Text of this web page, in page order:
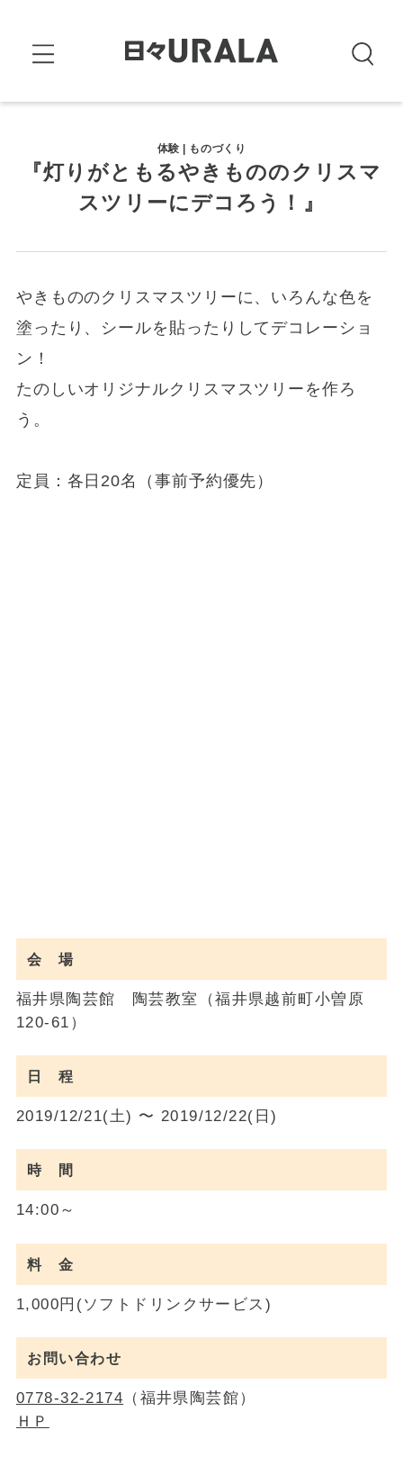
体験 | ものづくり
『灯りがともるやきもののクリスマ
スツリーにデコろう！』
やきもののクリスマスツリーに、いろんな色を
塗ったり、シールを貼ったりしてデコレーショ
ン！
たのしいオリジナルクリスマスツリーを作ろ
う。
定員：各日20名（事前予約優先）
会 場
福井県陶芸館 陶芸教室（福井県越前町小曽原
120-61）
日 程
2019/12/21(土) 〜 2019/12/22(日)
時 間
14:00～
料 金
1,000円(ソフトドリンクサービス)
お問い合わせ
0778-32-2174 （福井県陶芸館）
ＨＰ